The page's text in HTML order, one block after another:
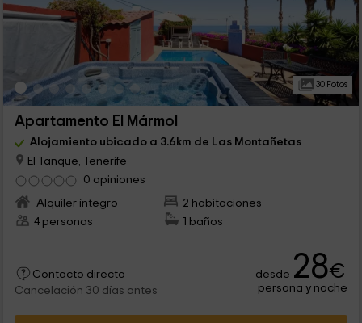
30 Fotos
Apartamento El Mármol
Alojamiento ubicado a 3.6km de Las Montañetas
El Tanque, Tenerife
0 opiniones
Alquiler íntegro
2 habitaciones
4 personas
1 baños
Contacto directo
Cancelación 30 días antes
desde 28€
persona y noche